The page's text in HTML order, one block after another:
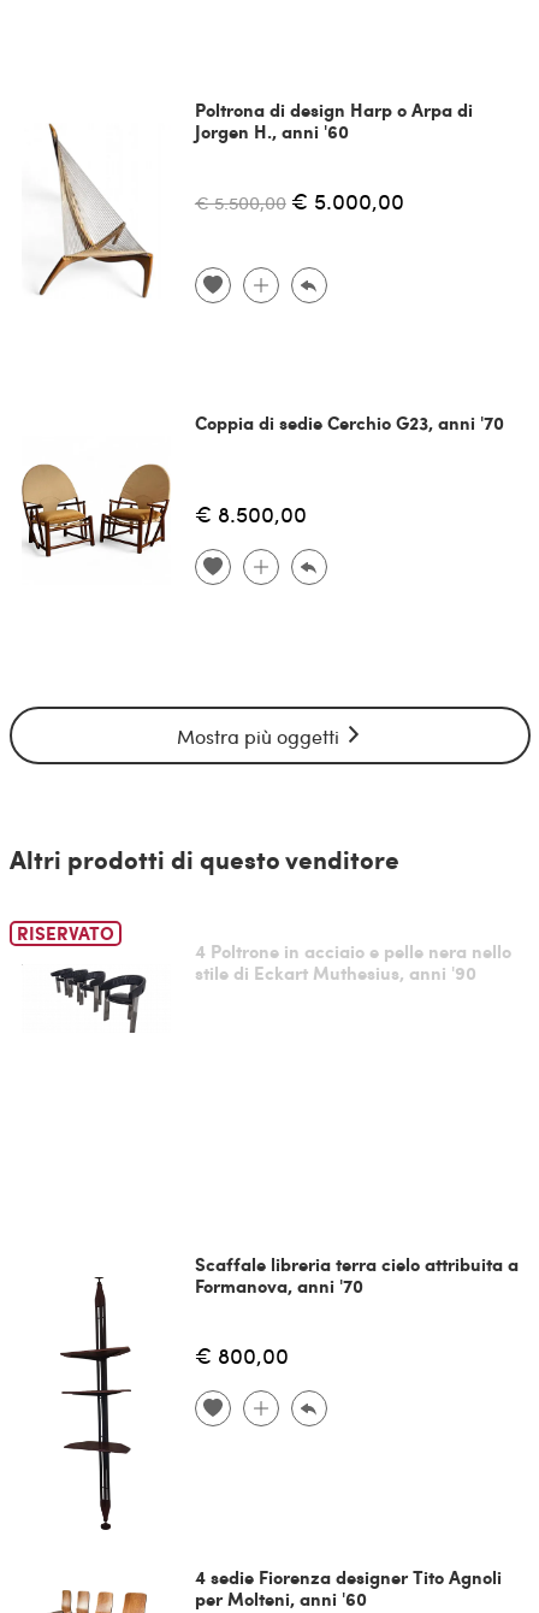
Poltrona di design Harp o Arpa di
Jorgen H., anni '60
€ 5.500,00 € 5.000,00
Coppia di sedie Cerchio G23, anni '70
€ 8.500,00
Mostra più oggetti
Altri prodotti di questo venditore
RISERVATO
4 Poltrone in acciaio e pelle nera nello
stile di Eckart Muthesius, anni '90
Scaffale libreria terra cielo attribuita a
Formanova, anni '70
€ 800,00
4 sedie Fiorenza designer Tito Agnoli
per Molteni, anni '60